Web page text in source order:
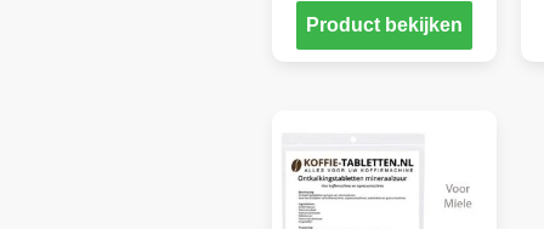
Product bekijken